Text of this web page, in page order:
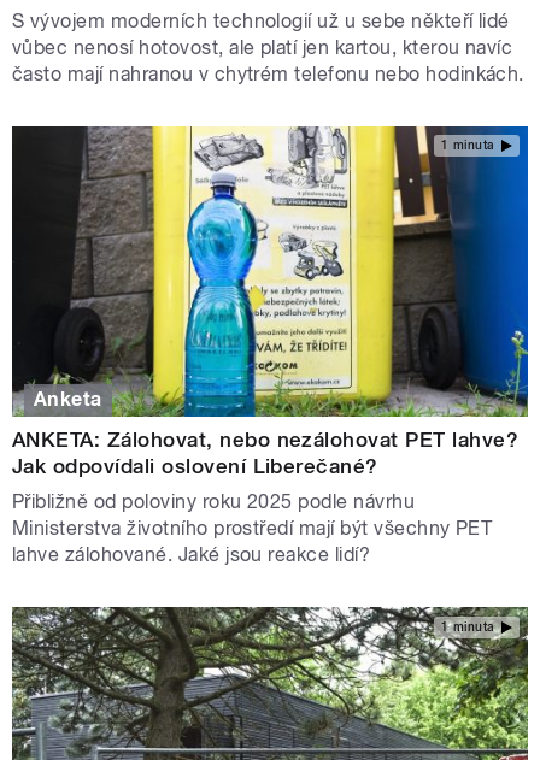
S vývojem moderních technologií už u sebe někteří lidé
vůbec nenosí hotovost, ale platí jen kartou, kterou navíc
často mají nahranou v chytrém telefonu nebo hodinkách.
1 minuta
Anketa
ANKETA: Zálohovat, nebo nezálohovat PET lahve?
Jak odpovídali oslovení Liberečané?
Přibližně od poloviny roku 2025 podle návrhu
Ministerstva životního prostředí mají být všechny PET
lahve zálohované. Jaké jsou reakce lidí?
1 minuta